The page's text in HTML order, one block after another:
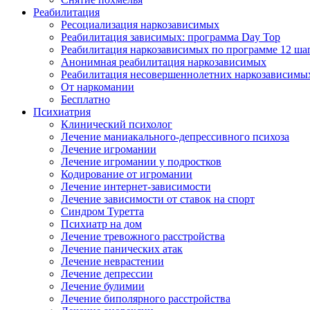
Реабилитация
Ресоциализация наркозависимых
Реабилитация зависимых: программа Day Top
Реабилитация наркозависимых по программе 12
Анонимная реабилитация наркозависимых
Реабилитация несовершеннолетних
От наркомании
Бесплатно
Психиатрия
Клинический психолог
Лечение маниакального-депрессивного психоза
Лечение игромании
Лечение игромании у подростков
Кодирование от игромании
Лечение интернет-зависимости
Лечение зависимости от ставок на спорт
Синдром Туретта
Психиатр на дом
Лечение тревожного расстройства
Лечение панических атак
Лечение неврастении
Лечение депрессии
Лечение булимии
Лечение биполярного расстройства